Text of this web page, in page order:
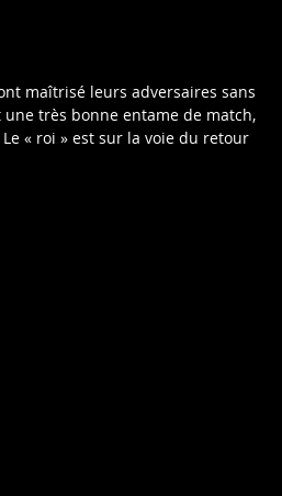
maîtrisé leurs adversaires sans
très bonne entame de match,
« roi » est sur la voie du retour